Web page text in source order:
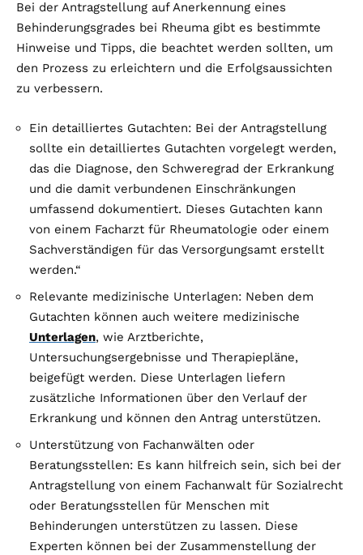
Bei der Antragstellung auf Anerkennung eines
Behinderungsgrades bei Rheuma gibt es bestimmte
Hinweise und Tipps, die beachtet werden sollten, um
den Prozess zu erleichtern und die Erfolgsaussichten
zu verbessern.
Ein detailliertes Gutachten: Bei der Antragstellung
sollte ein detailliertes Gutachten vorgelegt werden,
das die Diagnose, den Schweregrad der Erkrankung
und die damit verbundenen Einschränkungen
umfassend dokumentiert. Dieses Gutachten kann
von einem Facharzt für Rheumatologie oder einem
Sachverständigen für das Versorgungsamt erstellt
werden.“
Relevante medizinische Unterlagen: Neben dem
Gutachten können auch weitere medizinische
Unterlagen, wie Arztberichte,
Untersuchungsergebnisse und Therapiepläne,
beigefügt werden. Diese Unterlagen liefern
zusätzliche Informationen über den Verlauf der
Erkrankung und können den Antrag unterstützen.
Unterstützung von Fachanwälten oder
Beratungsstellen: Es kann hilfreich sein, sich bei der
Antragstellung von einem Fachanwalt für Sozialrecht
oder Beratungsstellen für Menschen mit
Behinderungen unterstützen zu lassen. Diese
Experten können bei der Zusammenstellung der